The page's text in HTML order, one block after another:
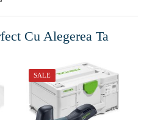
Cu Alegerea Ta
SALE